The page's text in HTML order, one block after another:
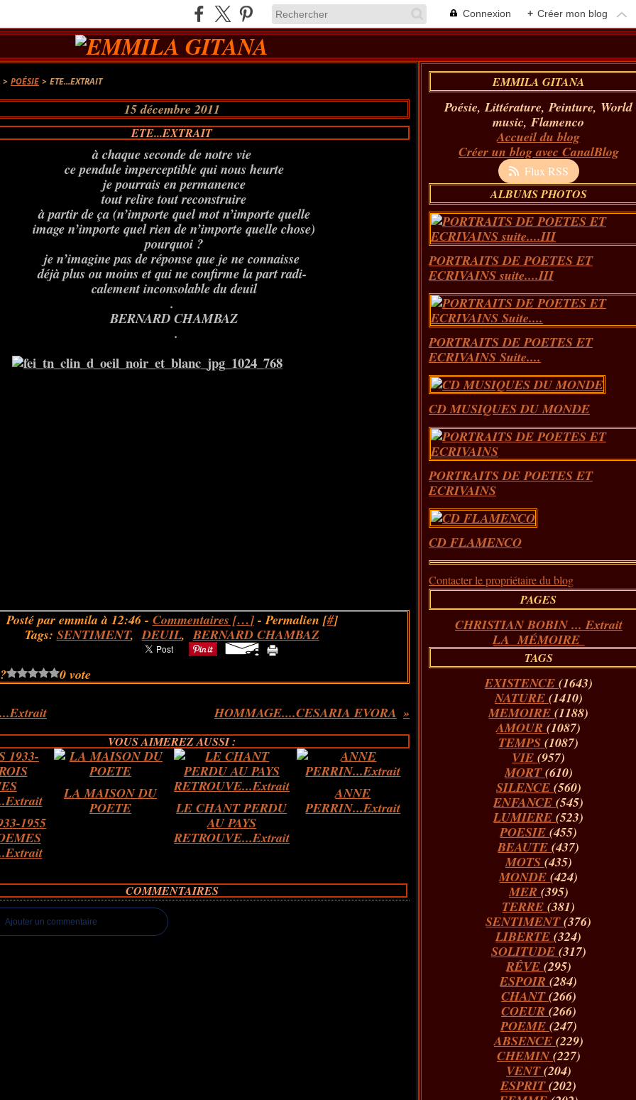
Connexion + Créer mon blog
> POÉSIE > ETE...EXTRAIT
15 décembre 2011
ETE...EXTRAIT
à chaque seconde de notre vie
ce pendule imperceptible qui nous heurte
je pourrais en permanence
tout relire tout reconstruire
à partir de ça (n’importe quel mot n’importe quelle
image n’importe quel rien de n’importe quelle chose)
pourquoi ?
je n’imagine pas de réponse que je ne connaisse
déjà plus ou moins et qui ne confirme la part radi-
calement inconsolable du deuil
.
BERNARD CHAMBAZ
.
Posté par emmila à 12:46 - Commentaires […]- Permalien [#]
Tags: SENTIMENT,DEUIL,BERNARD CHAMBAZ
0 vote
HOMMAGE....CESARIA EVORA
VOUS AIMEREZ AUSSI :
1955
LA MAISON DU
POETE
LE CHANT PERDU
AU PAYS
RETROUVE...Extrait
ANNE
PERRIN...Extrait
COMMENTAIRES
Ajouter un commentaire
EMMILA GITANA
Poésie, Littérature, Peinture, World
music, Flamenco
Accueil du blog
Créer un blog avec CanalBlog
Flux RSS
ALBUMS PHOTOS
PORTRAITS DE POETES ET
ECRIVAINS suite....III
PORTRAITS DE POETES ET
ECRIVAINS Suite....
CD MUSIQUES DU MONDE
PORTRAITS DE POETES ET
ECRIVAINS
CD FLAMENCO
Contacter le propriétaire du blog
PAGES
CHRISTIAN BOBIN ... Extrait
LA MÉMOIRE
TAGS
EXISTENCE (1643)
NATURE (1410)
MEMOIRE(1188)
AMOUR(1087)
TEMPS(1087)
VIE(957)
MORT(610)
SILENCE (560)
ENFANCE(545)
LUMIERE(523)
POESIE(455)
BEAUTE(437)
MOTS (435)
MONDE(424)
MER (395)
TERRE(381)
SENTIMENT(376)
LIBERTE(324)
SOLITUDE (317)
RÊVE (295)
ESPOIR(284)
CHANT(266)
COEUR (266)
POEME (247)
ABSENCE (229)
CHEMIN(227)
VENT(204)
ESPRIT(202)